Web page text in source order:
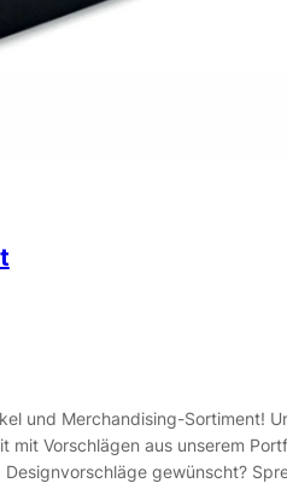
und Merchandising-Sortiment!
Vorschlägen aus unserem
gewünscht?